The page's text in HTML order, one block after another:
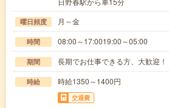
曜日頻度 月～金
時間 08:00～17:0019:00～05:00
期間 長期でお仕事できる方、大歓迎！
時給 時給1350～1400円
交通費